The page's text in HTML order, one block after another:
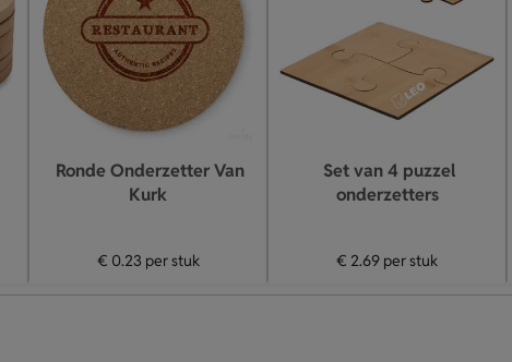
Ronde Onderzetter Van
Kurk
€ 0.23 per stuk
Set van 4 puzzel
onderzetters
€ 2.69 per stuk